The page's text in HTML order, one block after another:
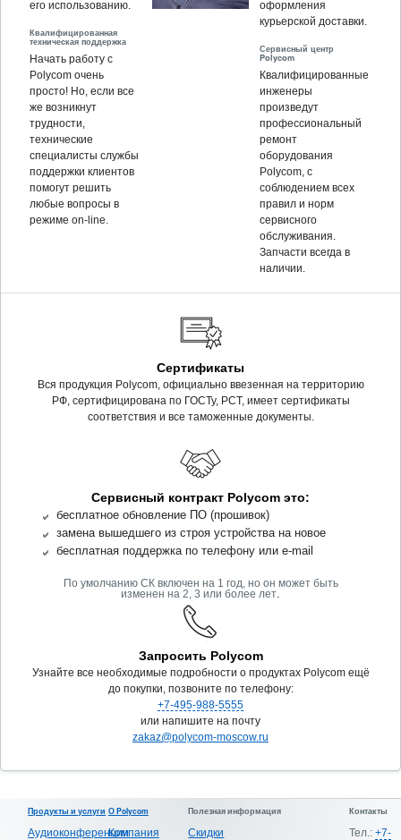
его использованию.
Квалифицированная
техническая поддержка
Начать работу с
Polycom очень
просто! Но, если все
же возникнут
трудности,
технические
специалисты службы
поддержки клиентов
помогут решить
любые вопросы в
режиме on-line.
оформления
курьерской доставки.
Сервисный центр
Polycom
Квалифицированные
инженеры
произведут
профессиональный
ремонт
оборудования
Polycom, c
соблюдением всех
правил и норм
сервисного
обслуживания.
Запчасти всегда в
наличии.
Сертификаты
Вся продукция Polycom, официально ввезенная на территорию
РФ, сертифицирована по ГОСТу, РСТ, имеет сертификаты
соответствия и все таможенные документы.
Сервисный контракт Polycom это:
бесплатное обновление ПО (прошивок)
замена вышедшего из строя устройства на новое
бесплатная поддержка по телефону или e-mail
По умолчанию СК включен на 1 год, но он может быть
изменен на 2, 3 или более лет.
Запросить Polycom
Узнайте все необходимые подробности о продуктах Polycom ещё
до покупки, позвоните по телефону:
+7-495-988-5555
или напишите на почту
zakaz@polycom-moscow.ru
Продукты и услуги
Аудиоконференции
О Polycom
Компания
Полезная информация
Скидки
Контакты
Тел.: +7-